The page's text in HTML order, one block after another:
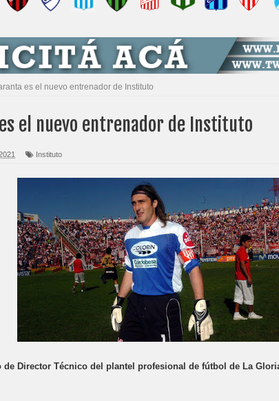
es el nuevo entrenador de Instituto
el nuevo entrenador de Instituto
Instituto
de Director Técnico del plantel profesional de fútbol de La